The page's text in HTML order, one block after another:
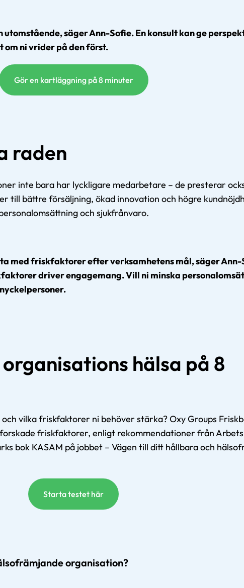
säger Ann-Sofie. En konsult kan ge
om ni vrider på den först.
Gör en kartläggning på 8 minuter
raden
inte bara har lyckligare medarbetare – de presterar
till bättre försäljning, ökad innovation och högre
och sjukfrånvaro.
med friskfaktorer efter verksamhetens mål, säger Ann-
driver engagemang. Vill ni minska
hälsa på 8
vilka friskfaktorer ni behöver stärka? Oxy Groups
friskfaktorer, enligt rekommendationer från
bok KASAM på jobbet – Vägen till ditt hållbara och
Starta testet här
organisation?